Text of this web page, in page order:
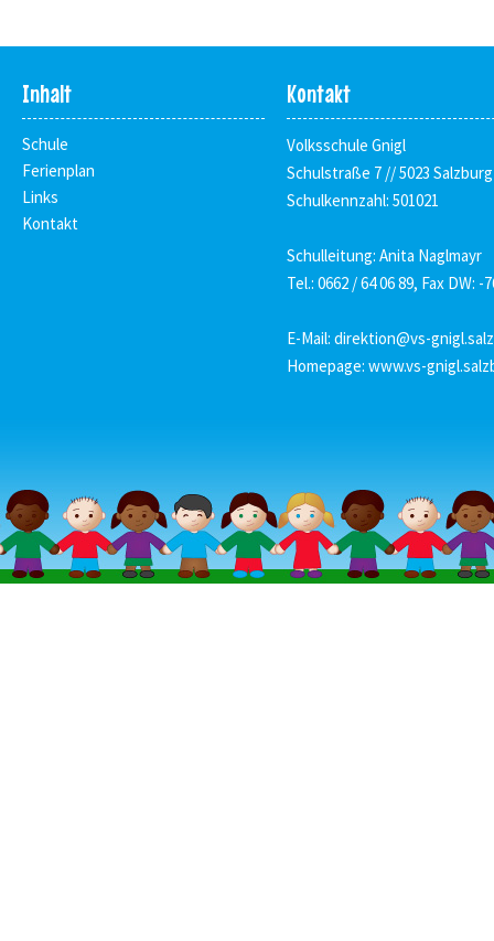
Inhalt
Schule
Ferienplan
Links
Kontakt
Kontakt
Volksschule Gnigl
Schulstraße 7 // 5023 Salzburg
Schulkennzahl: 501021
Schulleitung: Anita Naglmayr
Tel.: 0662 / 64 06 89, Fax DW: -
E-Mail: direktion@vs-
Homepage: www.vs-